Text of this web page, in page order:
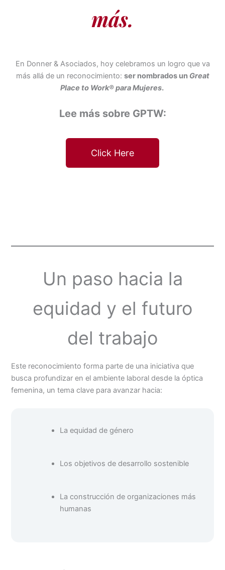
más.
En Donner & Asociados, hoy celebramos un logro que va
más allá de un reconocimiento: ser nombrados un Great
Place to Work® para Mujeres.
Lee más sobre GPTW:
Click Here
Un paso hacia la
equidad y el futuro
del trabajo
Este reconocimiento forma parte de una iniciativa que
busca profundizar en el ambiente laboral desde la óptica
femenina, un tema clave para avanzar hacia:
La equidad de género
Los objetivos de desarrollo sostenible
La construcción de organizaciones más
humanas